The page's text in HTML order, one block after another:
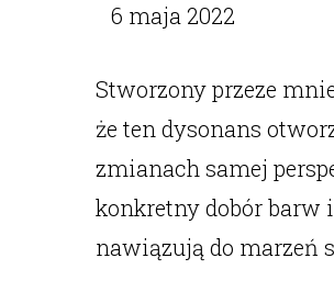
6 maja 2022
Stworzony przeze
że ten dysonans
zmianach samej
konkretny dobór barw
nawiązują do marzeń